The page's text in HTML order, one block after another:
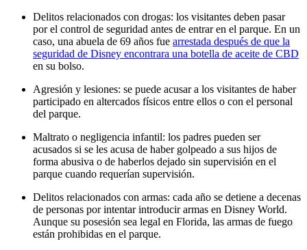
Delitos relacionados con drogas: los visitantes deben pasar
por el control de seguridad antes de entrar en el parque. En un
caso, una abuela de 69 años fue arrestada después de que la
seguridad de Disney encontrara una botella de aceite de CBD
en su bolso.
Agresión y lesiones: se puede acusar a los visitantes de haber
participado en altercados físicos entre ellos o con el personal
del parque.
Maltrato o negligencia infantil: los padres pueden ser
acusados si se les acusa de haber golpeado a sus hijos de
forma abusiva o de haberlos dejado sin supervisión en el
parque cuando requerían supervisión.
Delitos relacionados con armas: cada año se detiene a decenas
de personas por intentar introducir armas en Disney World.
Aunque su posesión sea legal en Florida, las armas de fuego
están prohibidas en el parque.